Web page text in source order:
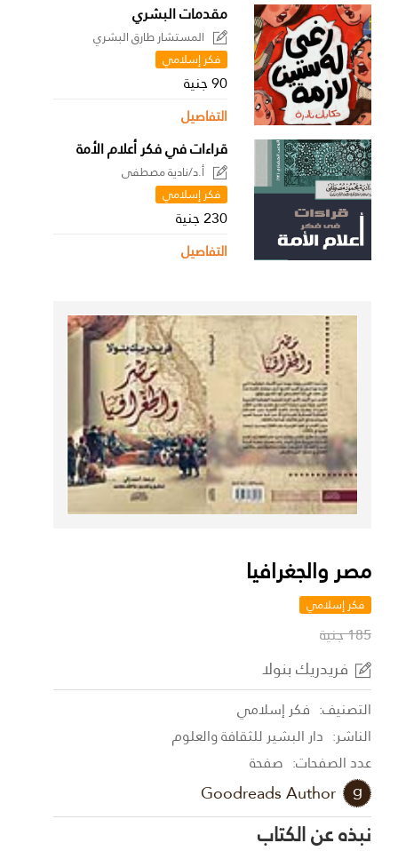
مقدمات البشري
المستشار طارق البشري
فكر إسلامي
90 جنية
التفاصيل
قراءات في فكر أعلام الأمة
أ.د/نادية مصطفى
فكر إسلامي
230 جنية
التفاصيل
مصر والجغرافيا
فكر إسلامي
185 جنية
فريدريك بنولا
التصنيف: فكر إسلامي
الناشر: دار البشير للثقافة والعلوم
عدد الصفحات: صفحة
Goodreads Author
نبذه عن الكتاب